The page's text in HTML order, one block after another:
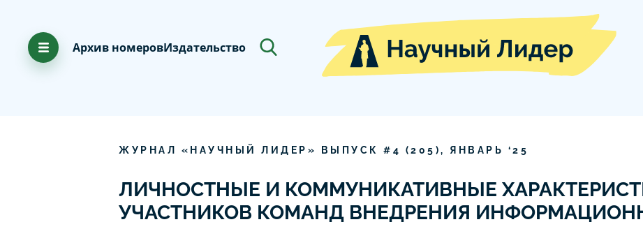
Архив номеровИздательство
ЖУРНАЛ «НАУЧНЫЙ ЛИДЕР» ВЫПУСК # 4 (205 ), ЯНВАРЬ ‘25
ЛИЧНОСТНЫЕ И КОММУНИКАТИВНЫЕ
УЧАСТНИКОВ КОМАНД ВНЕДРЕНИЯ